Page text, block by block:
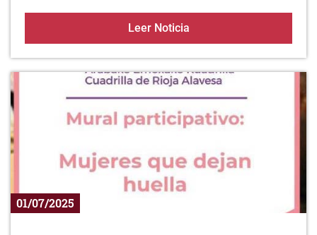
Leer NoticiaLEZAKO JAIAK/
01/07/2025